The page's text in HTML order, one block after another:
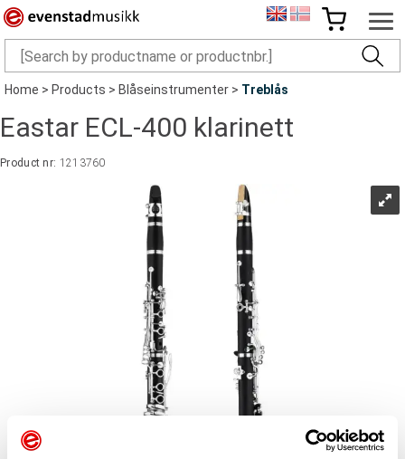
Home>Products>Blåseinstrumenter>Treblås
Eastar ECL-400 klarinett
Product nr: 1213760